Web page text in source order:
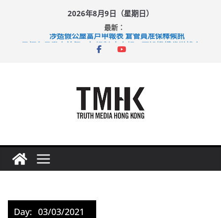
2026年8月9日（星期日）
最新：
涉造假公屋富戶申報表 倉管員准保釋候訊
Day: 03/03/2021